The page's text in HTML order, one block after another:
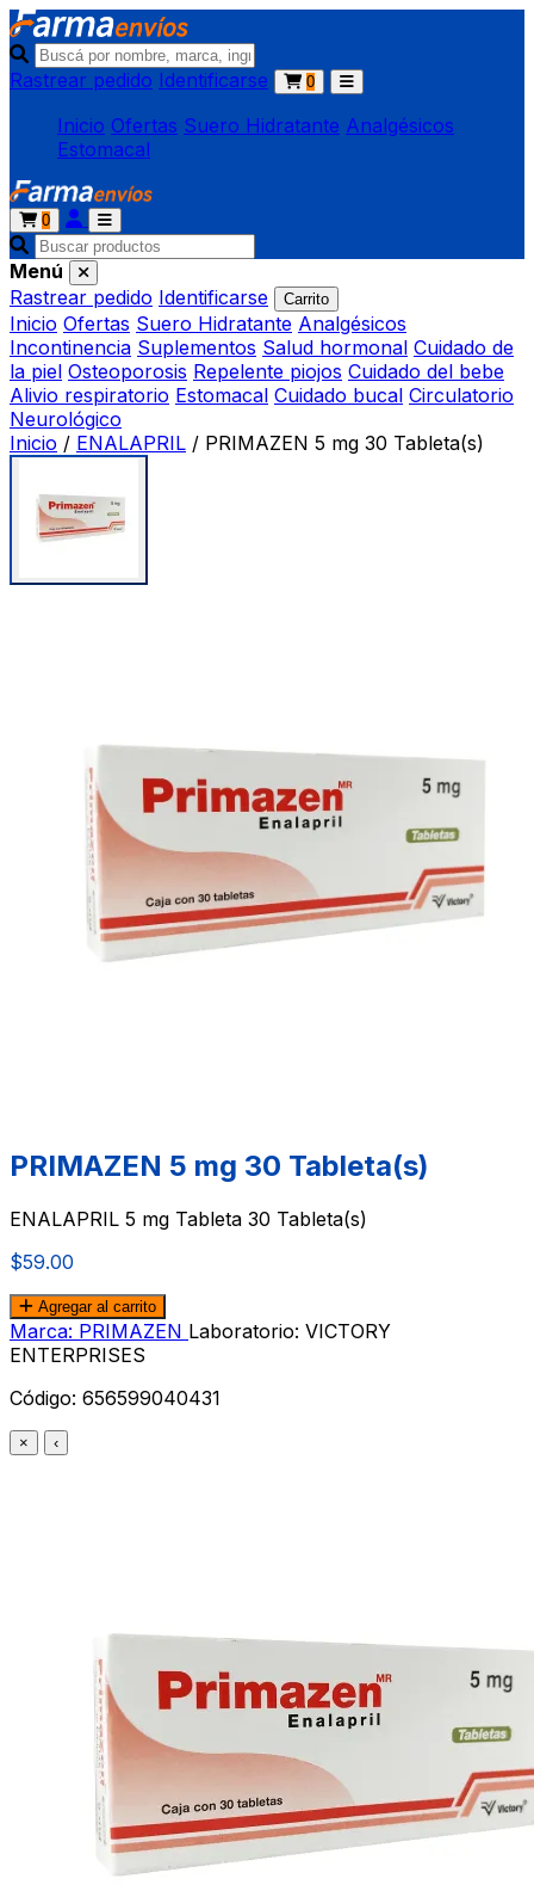
Rastrear pedido Identificarse 0
Inicio Ofertas Suero Hidratante Analgésicos
Estomacal
0
Menú
Rastrear pedido Identificarse Carrito
Inicio Ofertas Suero Hidratante Analgésicos
Incontinencia Suplementos Salud hormonal Cuidado de
la piel Osteoporosis Repelente piojos Cuidado del bebe
Alivio respiratorio Estomacal Cuidado bucal Circulatorio
Neurológico
Inicio / ENALAPRIL / PRIMAZEN 5 mg 30 Tableta(s)
PRIMAZEN 5 mg 30 Tableta(s)
ENALAPRIL 5 mg Tableta 30 Tableta(s)
$59.00
Agregar al carrito
Marca: PRIMAZEN Laboratorio: VICTORY
ENTERPRISES
Código: 656599040431
× ‹